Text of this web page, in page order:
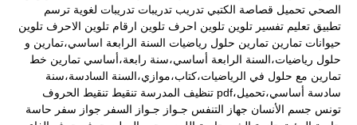
الصحي تحميل قصاصة الكتبي تدريب تدريبات تدريبات لغوية ترسم
تطبيق تعليم تفسير تلوين تلوين احرف تلوين ارقام تلوين الاحرف تلوين
حيوانات تمارين تمارين حلول رياضيات السنة الرابعة اساسي،تمارين و
حلول رياضيات،السنة الرابعة أساسي،سنة رابعة،أساسي تمارين خط
تمارين مع حلول في الرياضيات،كتاب،موازي،السنة السادسة،سنة
سادسة أساسي،تحميل،pdf
تنظيف المدرسة تنقيط تنقيط الحروف
تونس جسم الأنسان جهاز التنفس جـواز جـواز السفر جواز سفر حاسة